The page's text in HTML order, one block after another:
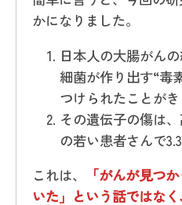
かになりました。
日本人の大腸がん
細菌が作り出す“毒
つけられたことがき
その遺伝子の傷は
の若い患者さんで
これは、
「がんが見つ
いた」という話ではな